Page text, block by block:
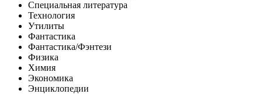
Специальная литература
Технология
Утилиты
Фантастика
Фантастика/Фэнтези
Физика
Химия
Экономика
Энциклопедии